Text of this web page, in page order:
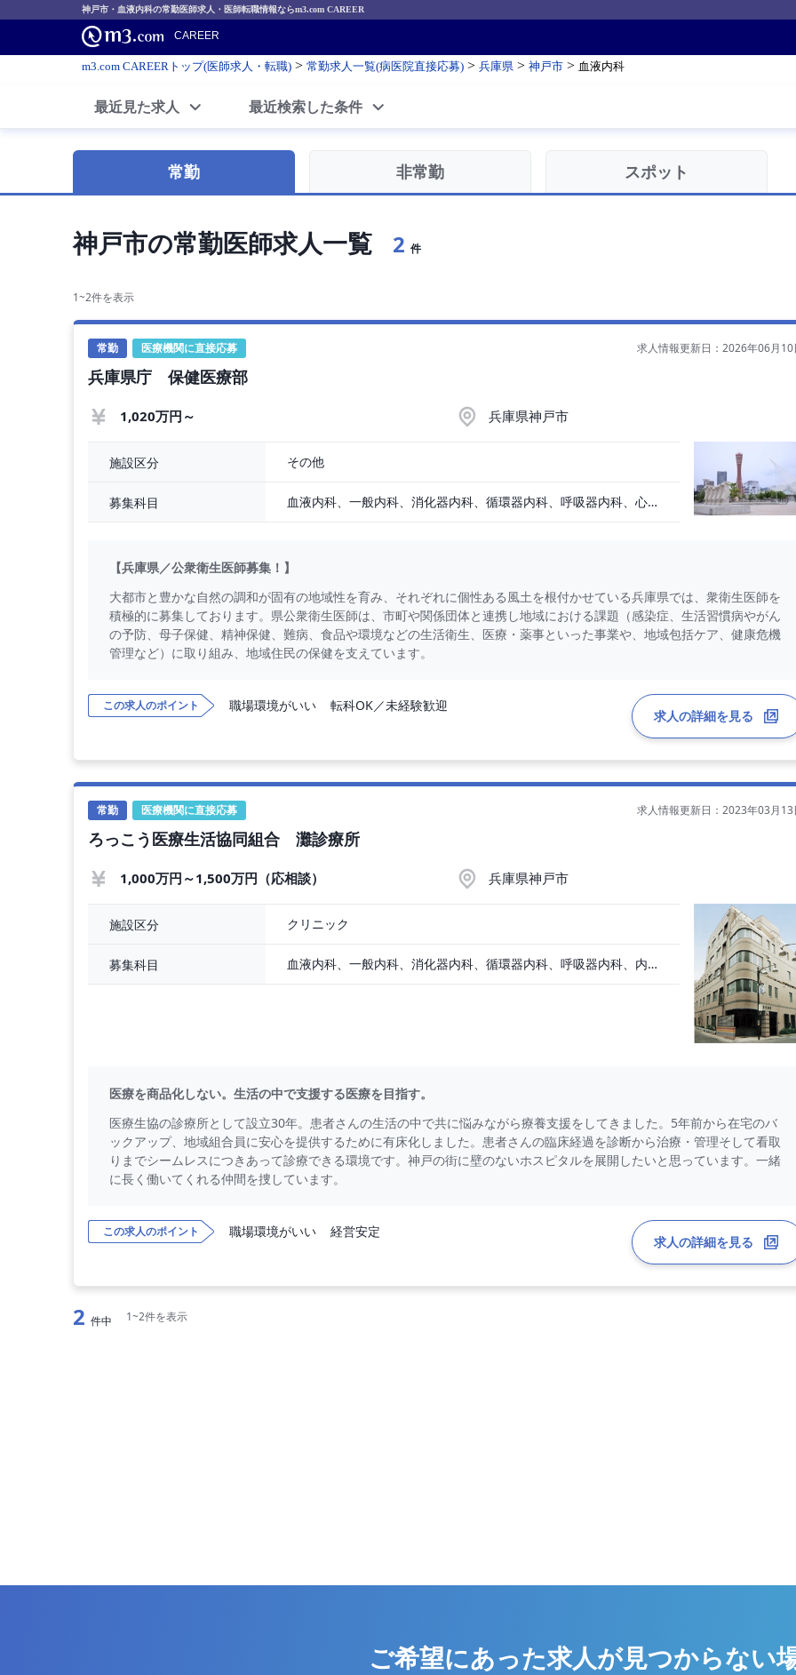
神戸市・血液内科の常勤医師求人・医師転職情報ならm3.com CAREER
CAREER
m3.com CAREERトップ(医師求人・転職) > 常勤求人一覧(病医院直接応募) > 兵庫県 > 神戸市 > 血液内科
最近見た求人 最近検索した条件
常勤 非常勤 スポット
神戸市の常勤医師求人一覧 2 件
1~2件を表示
常勤 医療機関に直接応募 求人情報更新日：2026年06月10
兵庫県庁 保健医療部
1,020万円～ 兵庫県神戸市
施設区分 その他
募集科目 血液内科、一般内科、消化器内科、循環器内科、呼吸器内科、心療内科、脳神経内科、内分泌内科、老人内科、一般外科、消化器外科、心臓外科、呼吸器外科、脳神経外科、整形外科、形成外科、リハビリテーション科、小児科、産婦人科、婦人科、精神科、眼科、耳鼻咽喉科、皮膚科、泌尿器科、放射線科、人工透析、麻酔科、美容外科、人間ドック・検診、その他
【兵庫県／公衆衛生医師募集！】
大都市と豊かな自然の調和が固有の地域性を育み、それぞれに個性ある風土を根付かせている兵庫県では、衆衛生医師を
積極的に募集しております。県公衆衛生医師は、市町や関係団体と連携し地域における課題（感染症、生活習慣病やがん
の予防、母子保健、精神保健、難病、食品や環境などの生活衛生、医療・薬事といった事業や、地域包括ケア、健康危機
管理など）に取り組み、地域住民の保健を支えています。
この求人のポイント 職場環境がいい 転科OK／未経験歓迎
求人の詳細を見る
常勤 医療機関に直接応募 求人情報更新日：2023年03月13
ろっこう医療生活協同組合 灘診療所
1,000万円～1,500万円（応相談） 兵庫県神戸市
施設区分 クリニック
募集科目 血液内科、一般内科、消化器内科、循環器内科、呼吸器内科、内分泌内科、老人内科
医療を商品化しない。生活の中で支援する医療を目指す。
医療生協の診療所として設立30年。患者さんの生活の中で共に悩みながら療養支援をしてきました。5年前から在宅のバ
ックアップ、地域組合員に安心を提供するために有床化しました。患者さんの臨床経過を診断から治療・管理そして看取
りまでシームレスにつきあって診療できる環境です。神戸の街に壁のないホスピタルを展開したいと思っています。一緒
に長く働いてくれる仲間を捜しています。
この求人のポイント 職場環境がいい 経営安定
求人の詳細を見る
2 件中 1~2件を表示
ご希望にあった求人が見つからない